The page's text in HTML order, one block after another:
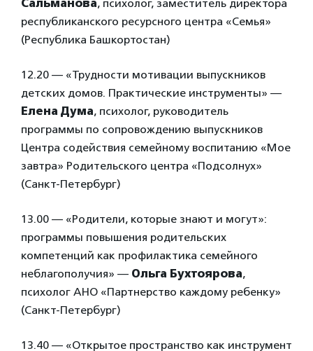
Сальманова, психолог, заместитель директора
республиканского ресурсного центра «Семья»
(Республика Башкортостан)
12.20 — «Трудности мотивации выпускников
детских домов. Практические инструменты» —
Елена Дума, психолог, руководитель
программы по сопровождению выпускников
Центра содействия семейному воспитанию «Мое
завтра» Родительского центра «Подсолнух»
(Санкт-Петербург)
13.00 — «Родители, которые знают и могут»:
программы повышения родительских
компетенций как профилактика семейного
неблагополучия» — Ольга Бухтоярова,
психолог АНО «Партнерство каждому ребенку»
(Санкт-Петербург)
13.40 — «Открытое пространство как инструмент